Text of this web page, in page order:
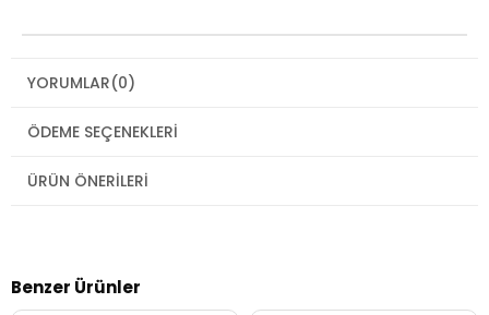
YORUMLAR(0)
ÖDEME SEÇENEKLERI
ÜRÜN ÖNERILERI
Benzer Ürünler